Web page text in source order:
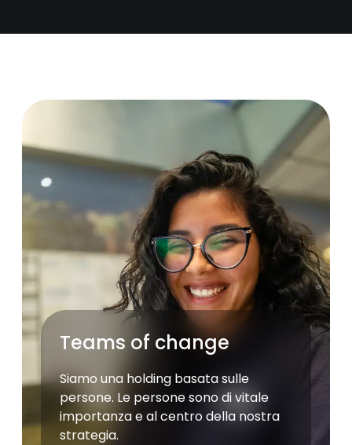
Teams of change
Siamo una holding basata sulle
persone. Le persone sono di vitale
importanza e al centro della nostra
strategia.